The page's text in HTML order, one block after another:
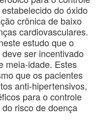
do óxido
crônica de baixo
cardiovasculares.
estudo que o
ser incentivado
meia-idade. Estes
que os pacientes
anti-hipertensivos,
para o controle
risco de doença